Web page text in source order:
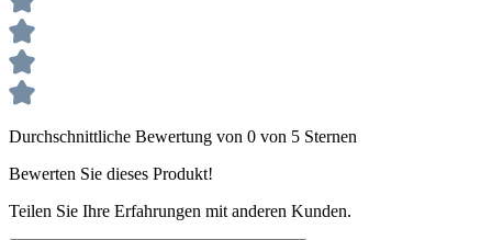
Durchschnittliche Bewertung von 0 von 5 Sternen
Bewerten Sie dieses Produkt!
Teilen Sie Ihre Erfahrungen mit anderen Kunden.